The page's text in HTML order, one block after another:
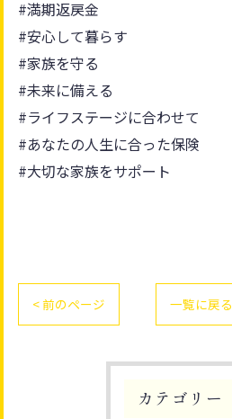
#満期返戻金
#安心して暮らす
#家族を守る
#未来に備える
#ライフステージに合わせて
#あなたの人生に合った保険
#大切な家族をサポート
< 前のページ 一覧に戻る
カテゴリー